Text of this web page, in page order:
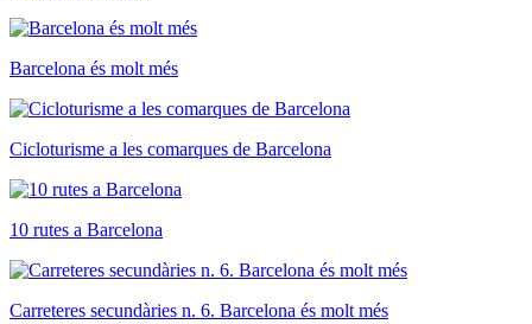
Barcelona és molt més
Cicloturisme a les comarques de Barcelona
10 rutes a Barcelona
Carreteres secundàries n. 6. Barcelona és molt més